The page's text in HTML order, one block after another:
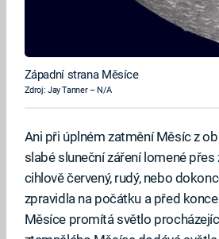
Západní strana Měsíce
Zdroj: Jay Tanner – N/A
Ani při úplném zatmění Měsíc z
slabé sluneční záření lomené
cihlově červený, rudý, nebo
zpravidla na počátku a před
Měsíce promítá světlo